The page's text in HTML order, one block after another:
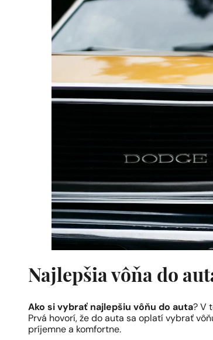
Najlepšia vôňa do
Ako si vybrať najlepšiu vôňu do auta? V
Prvá hovorí, že do auta sa oplatí vybrať
príjemne a komfortne.